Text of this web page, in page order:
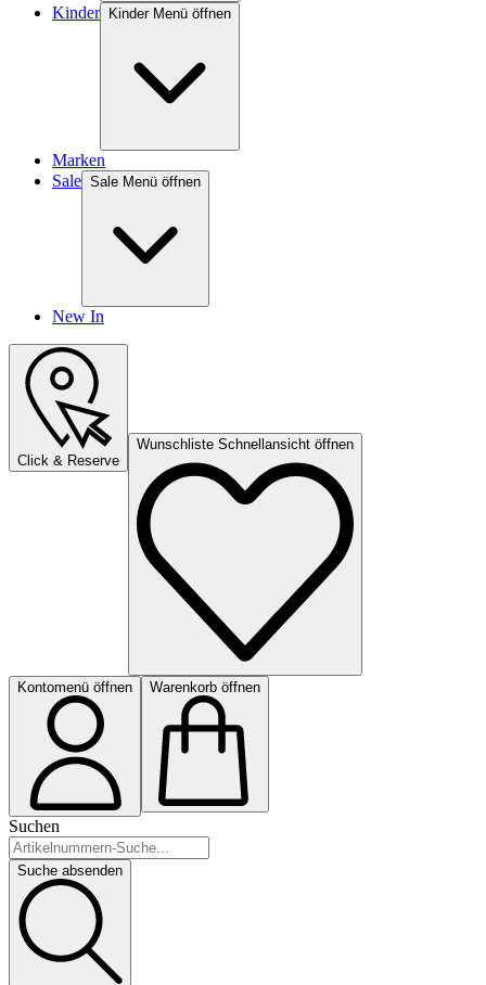
Kinder Kinder Menü öffnen
Marken
Sale Sale Menü öffnen
New In
Click & Reserve
Wunschliste Schnellansicht öffnen
Kontomenü öffnen Warenkorb öffnen
Suchen
Suche absenden